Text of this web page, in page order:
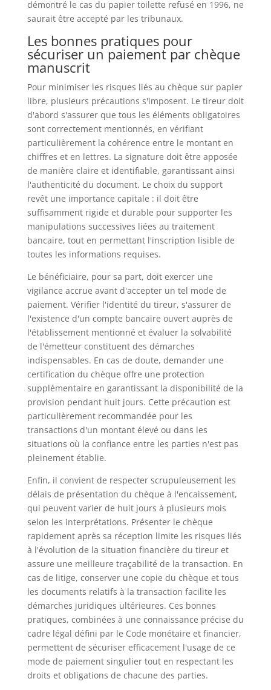
démontré le cas du papier toilette refusé en 1996, ne
saurait être accepté par les tribunaux.
Les bonnes pratiques pour
sécuriser un paiement par chèque
manuscrit
Pour minimiser les risques liés au chèque sur papier
libre, plusieurs précautions s'imposent. Le tireur doit
d'abord s'assurer que tous les éléments obligatoires
sont correctement mentionnés, en vérifiant
particulièrement la cohérence entre le montant en
chiffres et en lettres. La signature doit être apposée
de manière claire et identifiable, garantissant ainsi
l'authenticité du document. Le choix du support
revêt une importance capitale : il doit être
suffisamment rigide et durable pour supporter les
manipulations successives liées au traitement
bancaire, tout en permettant l'inscription lisible de
toutes les informations requises.
Le bénéficiaire, pour sa part, doit exercer une
vigilance accrue avant d'accepter un tel mode de
paiement. Vérifier l'identité du tireur, s'assurer de
l'existence d'un compte bancaire ouvert auprès de
l'établissement mentionné et évaluer la solvabilité
de l'émetteur constituent des démarches
indispensables. En cas de doute, demander une
certification du chèque offre une protection
supplémentaire en garantissant la disponibilité de la
provision pendant huit jours. Cette précaution est
particulièrement recommandée pour les
transactions d'un montant élevé ou dans les
situations où la confiance entre les parties n'est pas
pleinement établie.
Enfin, il convient de respecter scrupuleusement les
délais de présentation du chèque à l'encaissement,
qui peuvent varier de huit jours à plusieurs mois
selon les interprétations. Présenter le chèque
rapidement après sa réception limite les risques liés
à l'évolution de la situation financière du tireur et
assure une meilleure traçabilité de la transaction. En
cas de litige, conserver une copie du chèque et tous
les documents relatifs à la transaction facilite les
démarches juridiques ultérieures. Ces bonnes
pratiques, combinées à une connaissance précise du
cadre légal défini par le Code monétaire et financier,
permettent de sécuriser efficacement l'usage de ce
mode de paiement singulier tout en respectant les
droits et obligations de chacune des parties.